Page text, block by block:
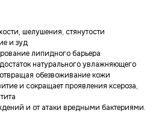
шелушения, стянутости
и зуд
липидного барьера
натурального увлажняющего
обезвоживание кожи
и сокращает проявления ксероза,
и от атаки вредными бактериями.